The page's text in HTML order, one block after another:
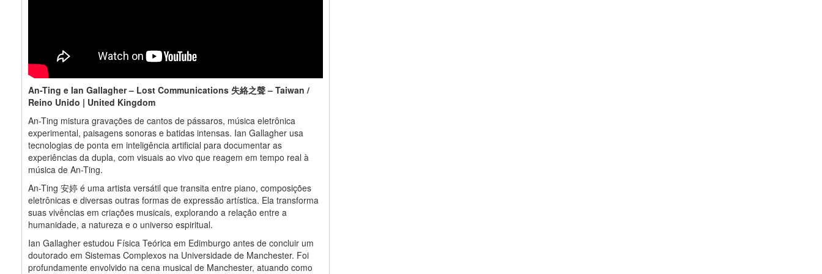
An-Ting e Ian Gallagher – Lost Communications 失絡之聲 – Taiwan /
Reino Unido | United Kingdom
An-Ting mistura gravações de cantos de pássaros, música eletrônica
experimental, paisagens sonoras e batidas intensas. Ian Gallagher usa
tecnologias de ponta em inteligência artificial para documentar as
experiências da dupla, com visuais ao vivo que reagem em tempo real à
música de An-Ting.
An-Ting 安婷 é uma artista versátil que transita entre piano, composições
eletrônicas e diversas outras formas de expressão artística. Ela transforma
suas vivências em criações musicais, explorando a relação entre a
humanidade, a natureza e o universo espiritual.
Ian Gallagher estudou Física Teórica em Edimburgo antes de concluir um
doutorado em Sistemas Complexos na Universidade de Manchester. Foi
profundamente envolvido na cena musical de Manchester, atuando como